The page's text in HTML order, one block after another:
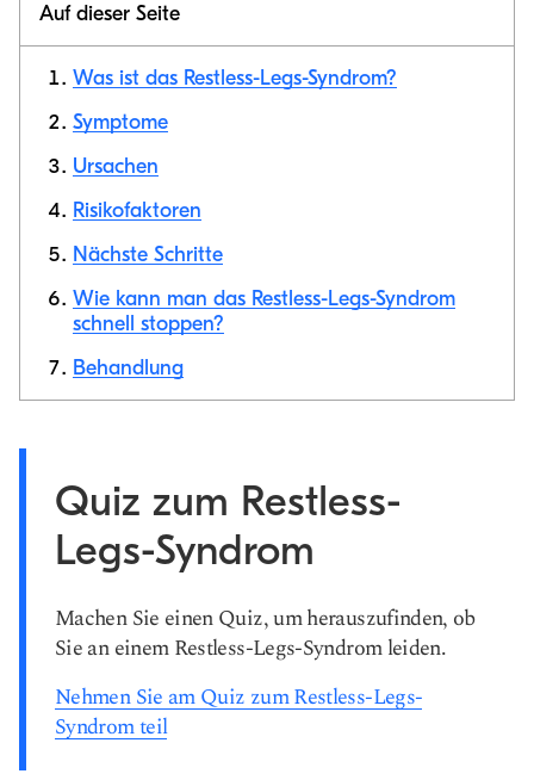
Auf dieser Seite
Was ist das Restless-Legs-Syndrom?
Symptome
Ursachen
Risikofaktoren
Nächste Schritte
Wie kann man das Restless-Legs-Syndrom
schnell stoppen?
Behandlung
Quiz zum Restless-
Legs-Syndrom
Machen Sie einen Quiz, um herauszufinden, ob
Sie an einem Restless-Legs-Syndrom leiden.
Nehmen Sie am Quiz zum Restless-Legs-
Syndrom teil